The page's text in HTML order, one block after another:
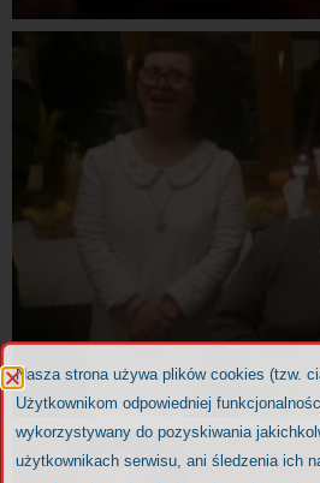
Nasza strona używa plików cookies (tzw.
Użytkownikom odpowiedniej
wykorzystywany do pozyskiwania
użytkownikach serwisu, ani śledzenia ich